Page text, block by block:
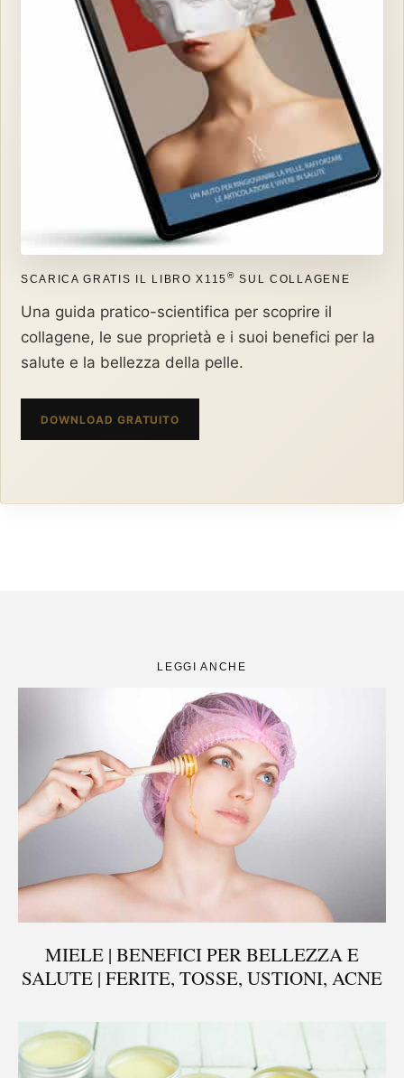
SCARICA GRATIS IL LIBRO X115® SUL COLLAGENE
Una guida pratico-scientifica per scoprire il
collagene, le sue proprietà e i suoi benefici per la
salute e la bellezza della pelle.
DOWNLOAD GRATUITO
LEGGI ANCHE
MIELE | BENEFICI PER BELLEZZA E
SALUTE | FERITE, TOSSE, USTIONI, ACNE